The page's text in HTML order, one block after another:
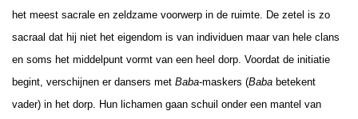
het meest sacrale en zeldzame voorwerp in de ruimte. De zetel is zo
sacraal dat hij niet het eigendom is van individuen maar van hele clans
en soms het middelpunt vormt van een heel dorp. Voordat de initiatie
begint, verschijnen er dansers met Baba-maskers (Baba betekent
vader) in het dorp. Hun lichamen gaan schuil onder een mantel van